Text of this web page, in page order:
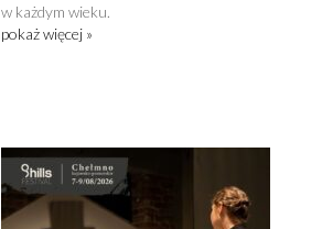
w każdym wieku.
pokaż więcej »